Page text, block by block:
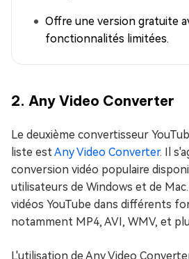
Offre une version gratuite
fonctionnalités limitées.
2. Any Video Converter
Le deuxième convertisseur
liste estAny Video Converter. Il
conversion vidéo populaire
utilisateurs de Windows et de
vidéos YouTube dans différents
notamment MP4, AVI, WMV, et
L'utilisation de Any Video